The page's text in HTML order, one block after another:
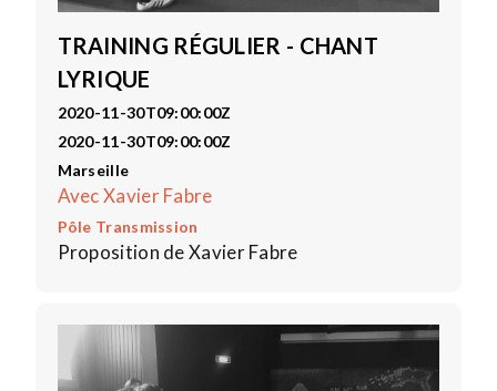
TRAINING RÉGULIER - CHANT
LYRIQUE
2020-11-30T09:00:00Z
2020-11-30T09:00:00Z
Marseille
Avec Xavier Fabre
Pôle Transmission
Proposition de Xavier Fabre